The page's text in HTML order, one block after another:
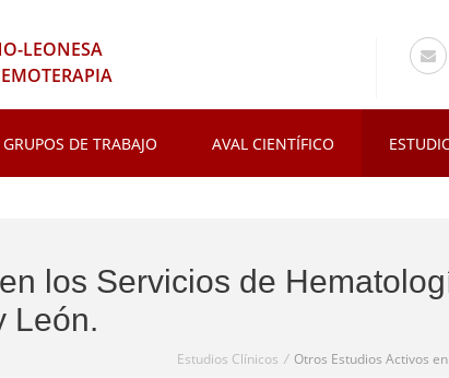
LEONESA
DE TRABAJO AVAL CIENTÍFICO
los Servicios de
León.
Estudios Clínicos / Otros Estudios Activos